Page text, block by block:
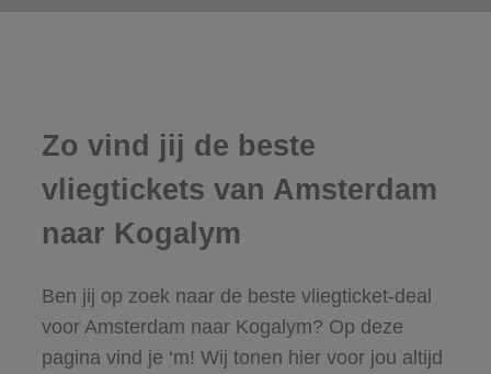
Zo vind jij de beste
vliegtickets van Amsterdam
naar Kogalym
Ben jij op zoek naar de beste vliegticket-deal
voor Amsterdam naar Kogalym? Op deze
pagina vind je ‘m! Wij tonen hier voor jou altijd